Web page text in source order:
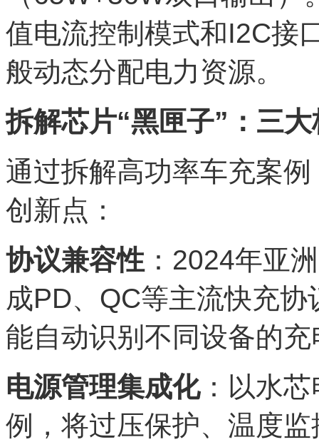
值电流控制模式和I2C接
般动态分配电力资源。
拆解芯片“黑匣子”：三
通过拆解高功率车充案
创新点：
协议兼容性 ：2024年亚
成PD、QC等主流快充协
能自动识别不同设备的
电源管理集成化：以水
例，将过压保护、温度